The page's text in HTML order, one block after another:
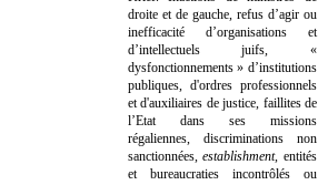
droite et de gauche, refus d’agir ou
inefficacité d’organisations et
d’intellectuels juifs, «
dysfonctionnements » d’institutions
publiques, d'ordres professionnels
et d'auxiliaires de justice, faillites de
l’Etat dans ses missions
régaliennes, discriminations non
sanctionnées,establishment, entités
et bureaucraties incontrôlés ou